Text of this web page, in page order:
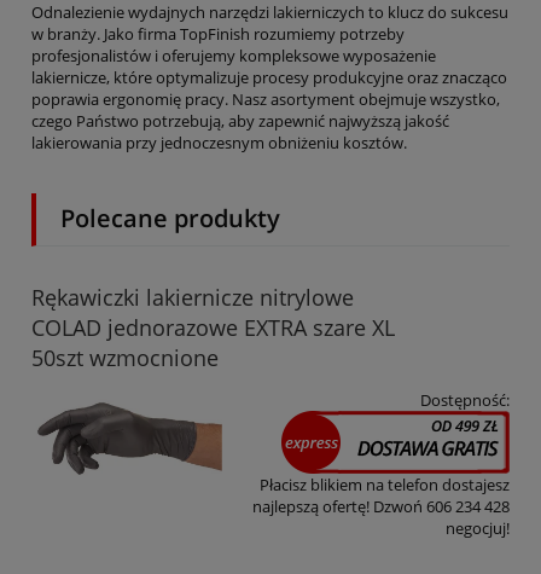
Odnalezienie wydajnych narzędzi lakierniczych to klucz do sukcesu
w branży. Jako firma TopFinish rozumiemy potrzeby
profesjonalistów i oferujemy kompleksowe wyposażenie
lakiernicze, które optymalizuje procesy produkcyjne oraz znacząco
poprawia ergonomię pracy. Nasz asortyment obejmuje wszystko,
czego Państwo potrzebują, aby zapewnić najwyższą jakość
lakierowania przy jednoczesnym obniżeniu kosztów.
Polecane produkty
Rękawiczki lakiernicze nitrylowe
COLAD jednorazowe EXTRA szare XL
50szt wzmocnione
Dostępność:
Płacisz blikiem na telefon dostajesz
najlepszą ofertę! Dzwoń 606 234 428
negocjuj!